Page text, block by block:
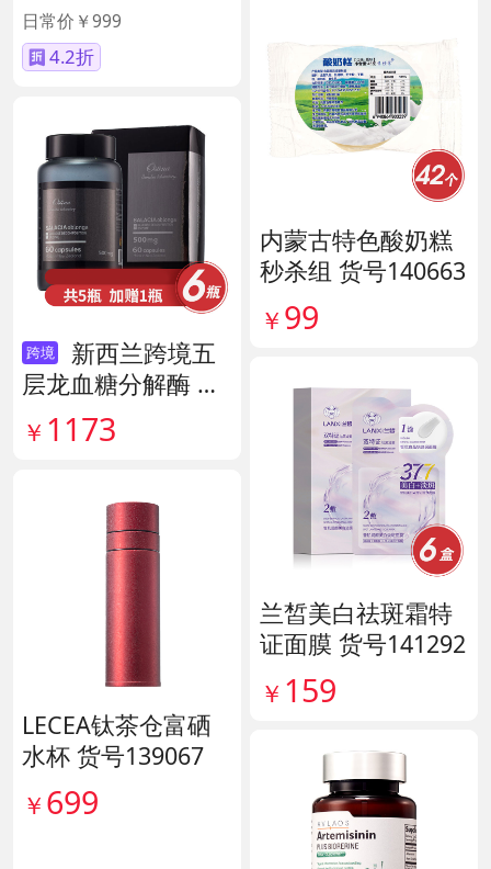
日常价￥999
4.2折
跨境
新西兰跨境五
层龙血糖分解酶 货
号138890
￥ 1173
LECEA钛茶仓富硒
水杯 货号139067
￥ 699
内蒙古特色酸奶糕
秒杀组 货号140663
￥ 99
兰皙美白祛斑霜特
证面膜 货号141292
￥ 159